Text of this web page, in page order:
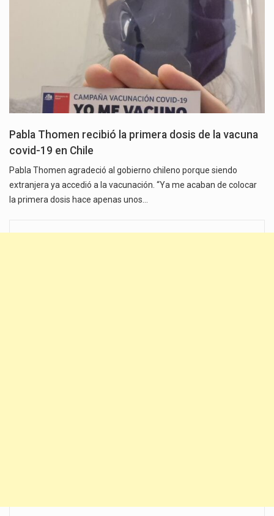
Pabla Thomen recibió la primera dosis de la vacuna
covid-19 en Chile
Pabla Thomen agradeció al gobierno chileno porque siendo
extranjera ya accedió a la vacunación. “Ya me acaban de colocar
la primera dosis hace apenas unos…